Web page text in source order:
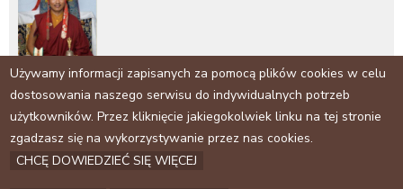
Facebook
Archiwum
Używamy informacji zapisanych za pomocą plików cookies w celu
dostosowania naszego serwisu do indywidualnych potrzeb
użytkowników. Przez kliknięcie jakiegokolwiek linku na tej stronie
zgadzasz się na wykorzystywanie przez nas cookies.
CHCĘ DOWIEDZIEĆ SIĘ WIĘCEJ